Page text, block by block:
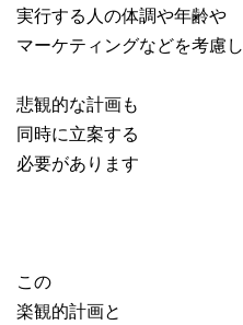
実行する人の体調や年齢や
マーケティングなどを考慮し
悲観的な計画も
同時に立案する
必要があります
この
楽観的計画と